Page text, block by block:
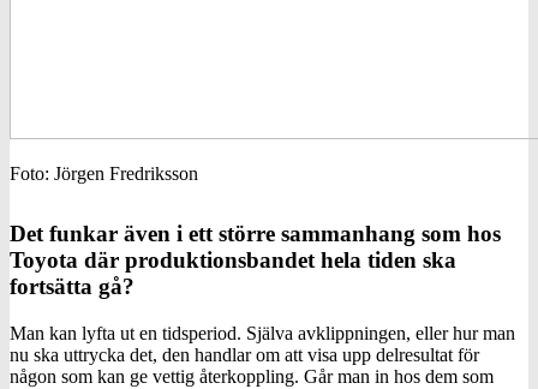
Foto: Jörgen Fredriksson
Det funkar även i ett större sammanhang som hos
Toyota där produktionsbandet hela tiden ska
fortsätta gå?
Man kan lyfta ut en tidsperiod. Själva avklippningen, eller hur man
nu ska uttrycka det, den handlar om att visa upp delresultat för
någon som kan ge vettig återkoppling. Går man in hos dem som